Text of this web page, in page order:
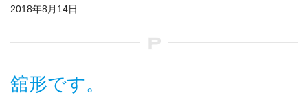
2018年8月14日
舘形です。